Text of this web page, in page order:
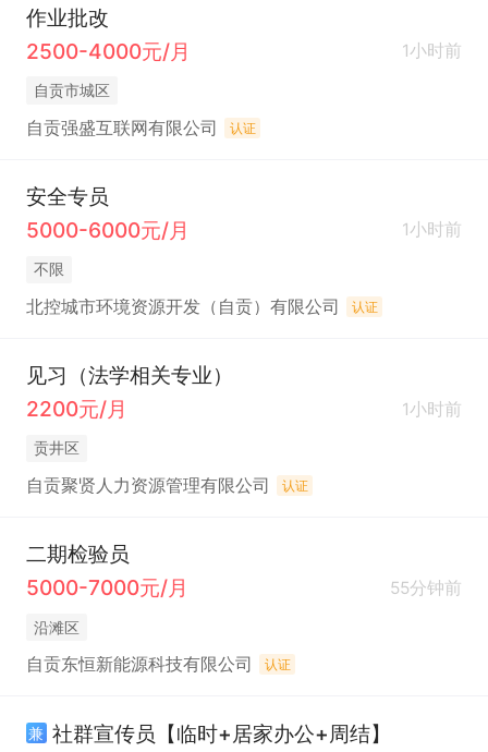
作业批改
2500-4000元/月
1小时前
自贡市城区
自贡强盛互联网有限公司 认证
安全专员
5000-6000元/月
1小时前
不限
北控城市环境资源开发（自贡）有限公司 认证
见习（法学相关专业）
2200元/月
1小时前
贡井区
自贡聚贤人力资源管理有限公司 认证
二期检验员
5000-7000元/月
55分钟前
沿滩区
自贡东恒新能源科技有限公司 认证
兼 社群宣传员【临时+居家办公+周结】